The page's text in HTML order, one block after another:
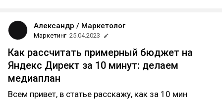
Александр / Маркетолог
Маркетинг 25.04.2023
Как рассчитать примерный бюджет на
Яндекс Директ за 10 минут: делаем
медиаплан
Всем привет, в статье расскажу, как за 10 мин